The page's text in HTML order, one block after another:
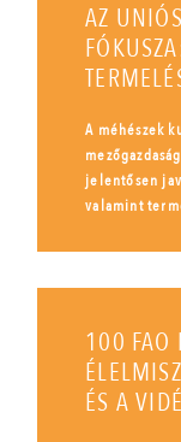
AZ
A méhészek
jelentősen
valamint
100 FAO
ÉS A